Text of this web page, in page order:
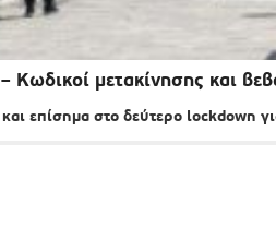
Κωδικοί μετακίνησης και
επίσημα στο δεύτερο lockdown